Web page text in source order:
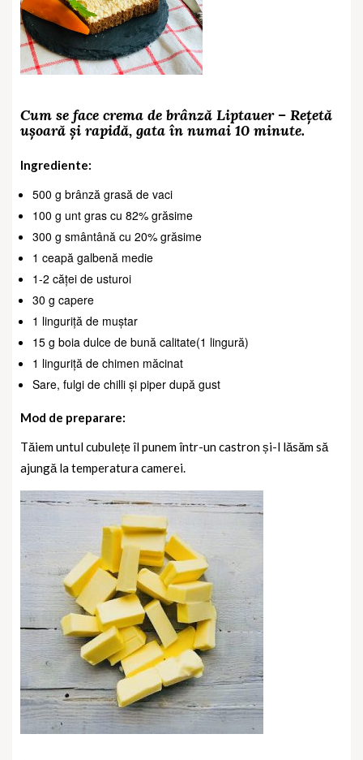
Cum se face crema de brânză Liptauer – Rețetă
ușoară și rapidă, gata în numai 10 minute.
Ingrediente:
500 g brânză grasă de vaci
100 g unt gras cu 82% grăsime
300 g smântână cu 20% grăsime
1 ceapă galbenă medie
1-2 căței de usturoi
30 g capere
1 linguriță de muștar
15 g boia dulce de bună calitate(1 lingură)
1 linguriță de chimen măcinat
Sare, fulgi de chilli și piper după gust
Mod de preparare:
Tăiem untul cubulețe îl punem într-un castron și-l lăsăm să
ajungă la temperatura camerei.